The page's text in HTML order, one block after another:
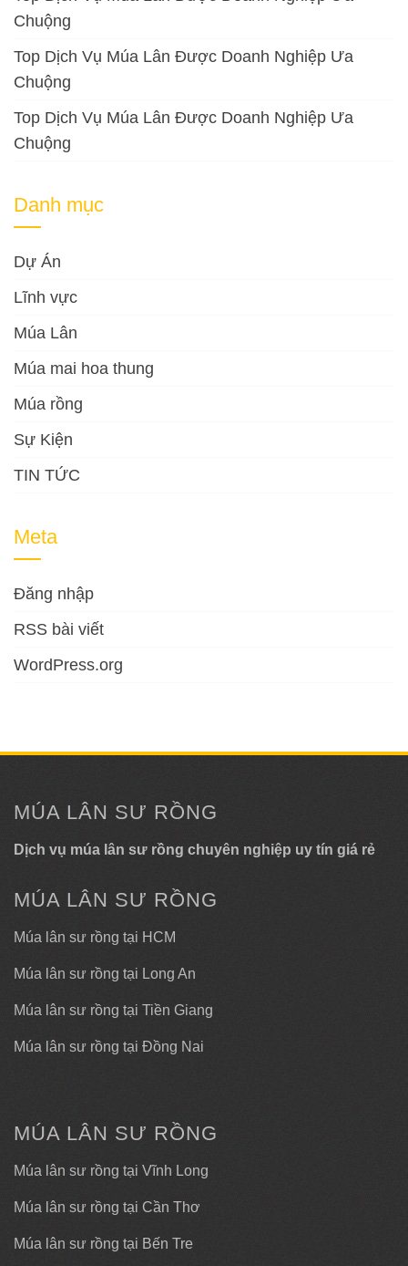
Chuộng
Top Dịch Vụ Múa Lân Được Doanh Nghiệp Ưa
Chuộng
Top Dịch Vụ Múa Lân Được Doanh Nghiệp Ưa
Chuộng
Danh mục
Dự Án
Lĩnh vực
Múa Lân
Múa mai hoa thung
Múa rồng
Sự Kiện
TIN TỨC
Meta
Đăng nhập
RSS bài viết
WordPress.org
MÚA LÂN SƯ RỒNG
Dịch vụ múa lân sư rồng chuyên nghiệp uy tín giá rẻ
MÚA LÂN SƯ RỒNG
Múa lân sư rồng tại HCM
Múa lân sư rồng tại Long An
Múa lân sư rồng tại Tiền Giang
Múa lân sư rồng tại Đồng Nai
MÚA LÂN SƯ RỒNG
Múa lân sư rồng tại Vĩnh Long
Múa lân sư rồng tại Cần Thơ
Múa lân sư rồng tại Bến Tre